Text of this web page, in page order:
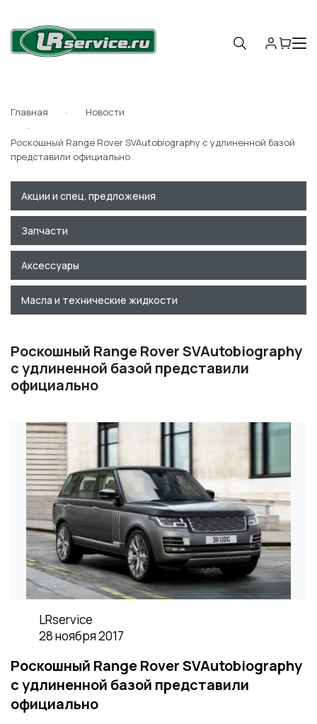
Главная Новости
Роскошный Range Rover SVAutobiography с удлиненной базой
представили официально
Акции и спец. предложения
Запчасти
Аксессуары
Масла и технические жидкости
Роскошный Range Rover SVAutobiography
с удлиненной базой представили
официально
LRservice
28 ноября 2017
Роскошный Range Rover SVAutobiography
с удлиненной базой представили
официально